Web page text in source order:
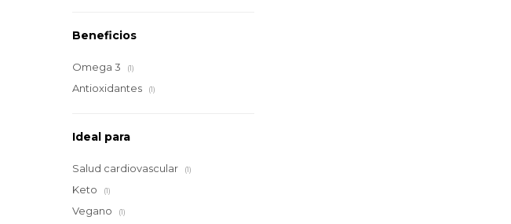
Beneficios
Omega 3 (1)
Antioxidantes (1)
Ideal para
Salud cardiovascular (1)
Keto (1)
Vegano (1)